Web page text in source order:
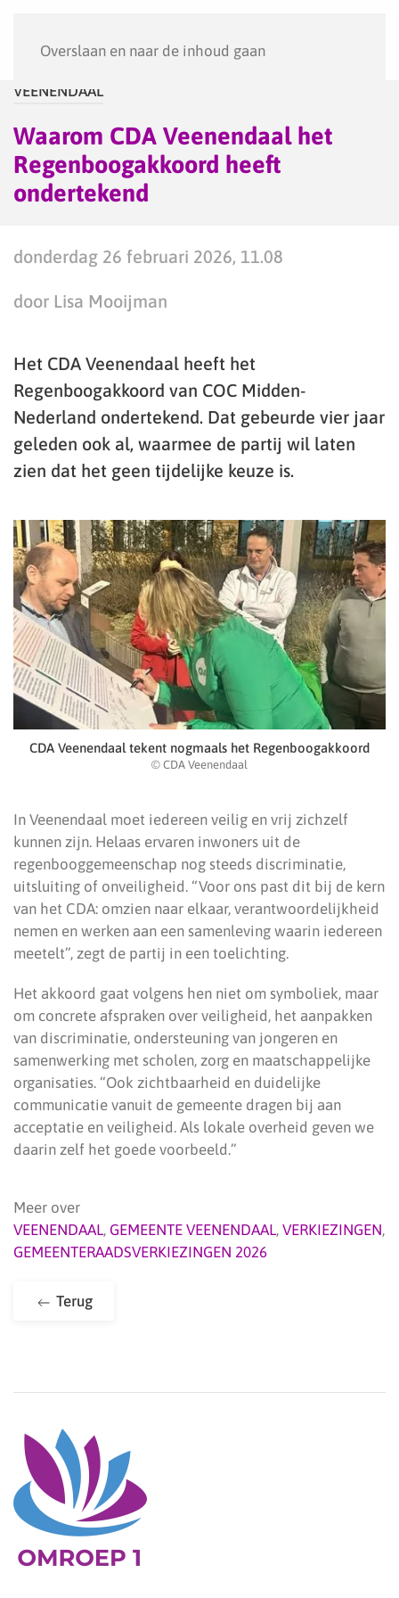
Overslaan en naar de inhoud gaan
VEENENDAAL
Waarom CDA Veenendaal het
Regenboogakkoord heeft
ondertekend
donderdag 26 februari 2026, 11.08
door Lisa Mooijman
Het CDA Veenendaal heeft het
Regenboogakkoord van COC Midden-
Nederland ondertekend. Dat gebeurde vier jaar
geleden ook al, waarmee de partij wil laten
zien dat het geen tijdelijke keuze is.
CDA Veenendaal tekent nogmaals het Regenboogakkoord
© CDA Veenendaal
In Veenendaal moet iedereen veilig en vrij zichzelf
kunnen zijn. Helaas ervaren inwoners uit de
regenbooggemeenschap nog steeds discriminatie,
uitsluiting of onveiligheid. “Voor ons past dit bij de kern
van het CDA: omzien naar elkaar, verantwoordelijkheid
nemen en werken aan een samenleving waarin iedereen
meetelt”, zegt de partij in een toelichting.
Het akkoord gaat volgens hen niet om symboliek, maar
om concrete afspraken over veiligheid, het aanpakken
van discriminatie, ondersteuning van jongeren en
samenwerking met scholen, zorg en maatschappelijke
organisaties. “Ook zichtbaarheid en duidelijke
communicatie vanuit de gemeente dragen bij aan
acceptatie en veiligheid. Als lokale overheid geven we
daarin zelf het goede voorbeeld.”
Meer over
VEENENDAAL, GEMEENTE VEENENDAAL, VERKIEZINGEN,
GEMEENTERAADSVERKIEZINGEN 2026
Terug